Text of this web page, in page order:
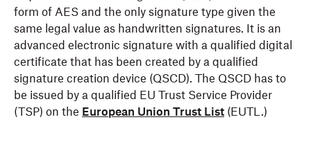
form of AES and the only signature type given the
same legal value as handwritten signatures. It is an
advanced electronic signature with a qualified digital
certificate that has been created by a qualified
signature creation device (QSCD). The QSCD has to
be issued by a qualified EU Trust Service Provider
(TSP) on the European Union Trust List (EUTL.)